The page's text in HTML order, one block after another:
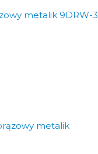
metalik 9DRW-3
metalik